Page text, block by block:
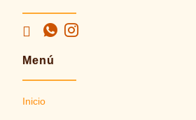
Menú
Inicio